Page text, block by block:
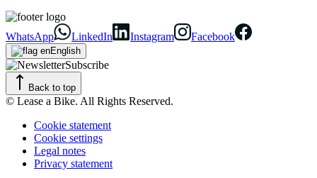
WhatsApp LinkedIn Instagram Facebook
English
Subscribe
Back to top
© Lease a Bike. All Rights Reserved.
Cookie statement
Cookie settings
Legal notes
Privacy statement